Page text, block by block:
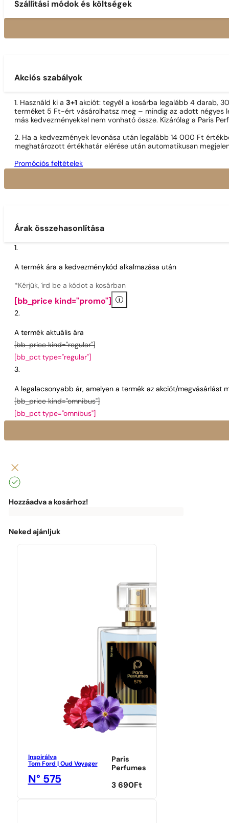
Szállítási módok és költségek
Akciós szabályok
1. Használd ki a 3+1 akciót: tegyél a kosárba legalább 4 darab,
terméket 5 Ft-ért vásárolhatsz meg – mindig az adott négyes
más kedvezményekkel nem vonható össze. Kizárólag a Paris
2. Ha a kedvezmények levonása után legalább 14 000 Ft
meghatározott értékhatár elérése után automatikusan
Promóciós feltételek
Árak összehasonlítása
A termék ára a kedvezménykód alkalmazása után
*Kérjük, írd be a kódot a kosárban
[bb_price kind="promo"] i
A termék aktuális ára
[bb_price kind="regular"]
[bb_pct type="regular"]
A legalacsonyabb ár, amelyen a termék az akciót/megvásárlást
[bb_price kind="omnibus"]
[bb_pct type="omnibus"]
Hozzáadva a kosárhoz!
kiszállításhoz
a
Neked ajánljuk
Inspirálva
Tom Ford | Oud Voyager
N° 575
Paris
Perfumes
3 690 Ft